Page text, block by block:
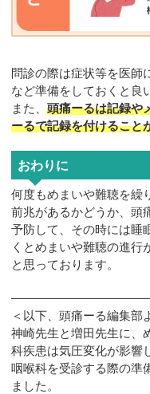
問診の際は症状等を医師
など準備をしておくと良
また、 頭痛ーるは記録や
ーるで記録を付けること
おわりに
何度もめまいや難聴を繰
前兆があるかどうか、頭
予防して、その時には睡
くとめまいや難聴の進行
と思っております。
＜以下、頭痛ーる編集部
神崎先生と増田先生に、
科疾患は気圧変化が影響
咽喉科を受診する際の準
ました。